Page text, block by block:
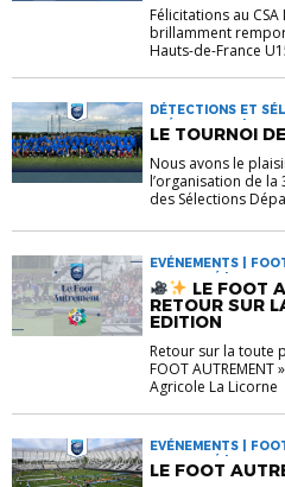
Félicitations au
brillamment
Hauts-de-France
DÉTECTIONS ET
EVÉNEMENTS |
GARÇONS |
LE TOURNOI
Nous avons le
l’organisation de
des Sélections
EVÉNEMENTS |
DIVERSIFIÉ | FOOT
INFORMATIONS |
SECTIONS
LE FOOT
RETOUR SUR
EDITION
Retour sur la toute
FOOT
Agricole La Licorne
EVÉNEMENTS |
DIVERSIFIÉ | FOOT
INFORMATIONS |
LE FOOT